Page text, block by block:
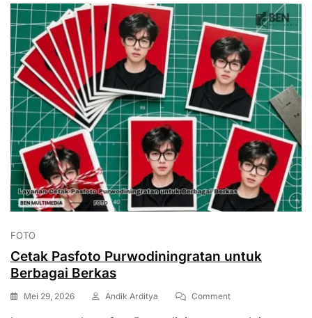
FOTO
Cetak Pasfoto Purwodiningratan untuk
Berbagai Berkas
Mei 29, 2026 Andik Arditya CommentOn